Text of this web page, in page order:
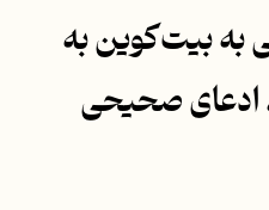
به بیت‌کوین به
ادعای صحیحی